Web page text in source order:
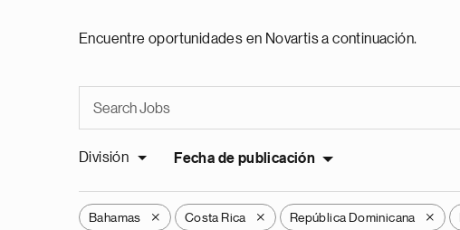
Encuentre oportunidades en Novartis a continuación.
División Fecha de publicación
Bahamas X Costa Rica X República Dominicana X